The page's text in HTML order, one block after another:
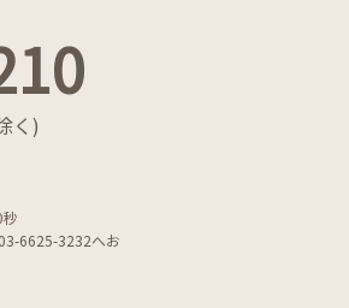
く)
03-6625-3232へお